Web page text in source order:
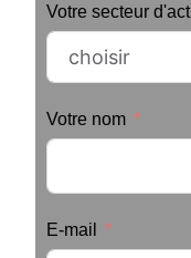
Votre secteur
Votre nom
E-mail